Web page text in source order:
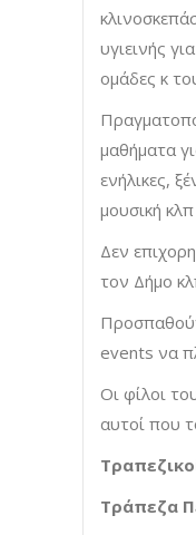
υγιεινής
ομάδες κ
μαθήματα
ενήλικες,
μουσική κλπ
Δεν
τον Δήμο
events να
Οι φίλοι
αυτοί που
Tράπεζα